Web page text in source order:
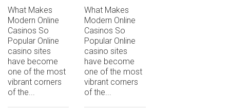
What Makes
Modern Online
Casinos So
Popular Online
casino sites
have become
one of the most
vibrant corners
of the...
What Makes
Modern Online
Casinos So
Popular Online
casino sites
have become
one of the most
vibrant corners
of the...